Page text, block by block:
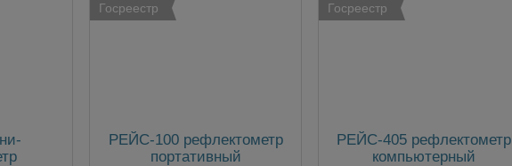
Госреестр
РЕЙС-100 рефлектометр
портативный
Госреестр
РЕЙС-405 рефлектометр
компьютерный